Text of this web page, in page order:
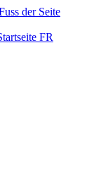
der Seite
FR